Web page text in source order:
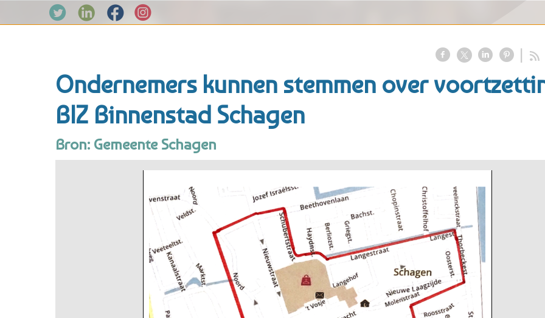
Ondernemers kunnen stemmen over
BIZ Binnenstad Schagen
Bron: Gemeente Schagen